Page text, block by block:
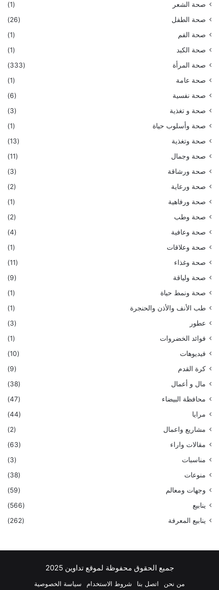
صحة الشعر
(1)
صحة الطفل
(26)
صحة الفم
(1)
صحة الكبد
(1)
صحة المرأة
(333)
صحة عامة
(1)
صحة نفسية
(6)
صحة و تغذية
(3)
صحة وأسلوب حياة
(1)
صحة وتغذية
(13)
صحة وجمال
(11)
صحة ورشاقة
(3)
صحة ورعاية
(2)
صحة ورفاهية
(1)
صحة وطب
(2)
صحة وعافية
(4)
صحة وعلاقات
(1)
صحة وغذاء
(11)
صحة ولياقة
(9)
صحة ونمط حياة
(1)
طب الأنف والأذن والحنجرة
(1)
عطور
(3)
فوائد الخضروات
(1)
فيديوهات
(10)
كرة القدم
(9)
مال و أعمال
(38)
محافظة البيضاء
(47)
مرايا
(44)
مشاريع واعمال
(2)
مقالات واراء
(63)
مناسبات
(3)
منوعات
(38)
وجهات ومعالم
(59)
ينابيع
(566)
ينابيع المعرفة
(262)
جميع الحقوق محفوظة لموقع تداوين 2025
من نحن اتصل بنا شروط الاستخدام سياسة الخصوصية